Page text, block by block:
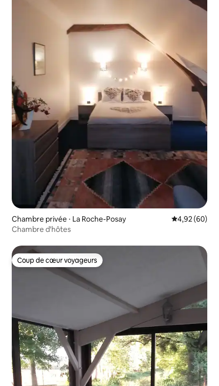
Chambre privée ⋅ La Roche-Posay Évaluation
4,92 (60)
Chambre d'hôtes
Coup de cœur voyageurs
Coup de cœur voyageurs